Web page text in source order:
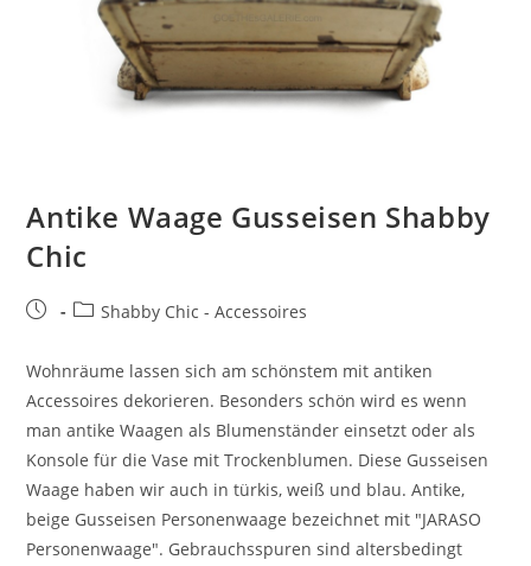
Antike Waage Gusseisen Shabby
Chic
Shabby Chic - Accessoires
Wohnräume lassen sich am schönstem mit antiken
Accessoires dekorieren. Besonders schön wird es wenn
man antike Waagen als Blumenständer einsetzt oder als
Konsole für die Vase mit Trockenblumen. Diese Gusseisen
Waage haben wir auch in türkis, weiß und blau. Antike,
beige Gusseisen Personenwaage bezeichnet mit "JARASO
Personenwaage". Gebrauchsspuren sind altersbedingt